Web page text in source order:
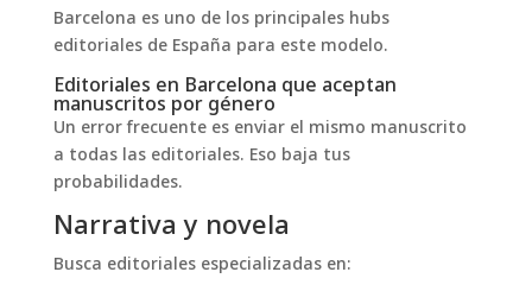
Barcelona es uno de los principales hubs
editoriales de España para este modelo.
Editoriales en Barcelona que aceptan
manuscritos por género
Un error frecuente es enviar el mismo manuscrito
a todas las editoriales. Eso baja tus
probabilidades.
Narrativa y novela
Busca editoriales especializadas en: